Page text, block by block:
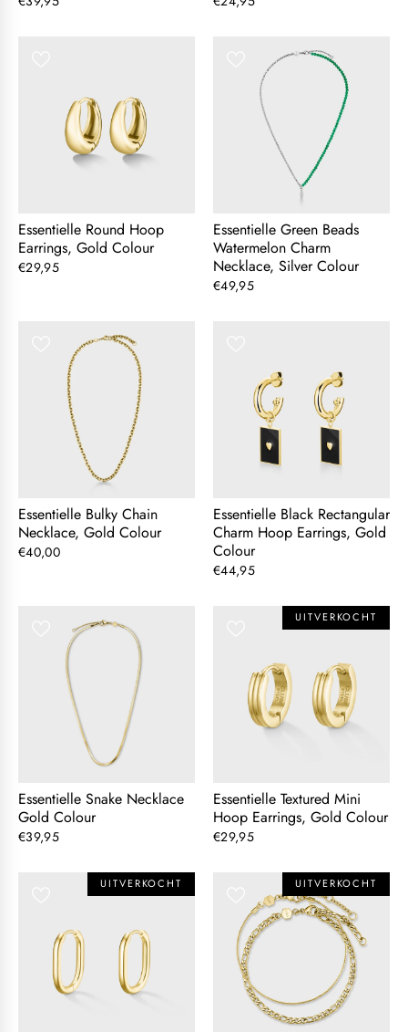
Essentielle Round Hoop
Earrings, Gold Colour
€29,95
Essentielle Green Beads
Watermelon Charm
Necklace, Silver Colour
€49,95
Essentielle Bulky Chain
Necklace, Gold Colour
€40,00
Essentielle Black Rectangular
Charm Hoop Earrings, Gold
Colour
€44,95
Essentielle Snake Necklace
Gold Colour
€39,95
UITVERKOCHT
Essentielle Textured Mini
Hoop Earrings, Gold Colour
€29,95
UITVERKOCHT UITVERKOCHT